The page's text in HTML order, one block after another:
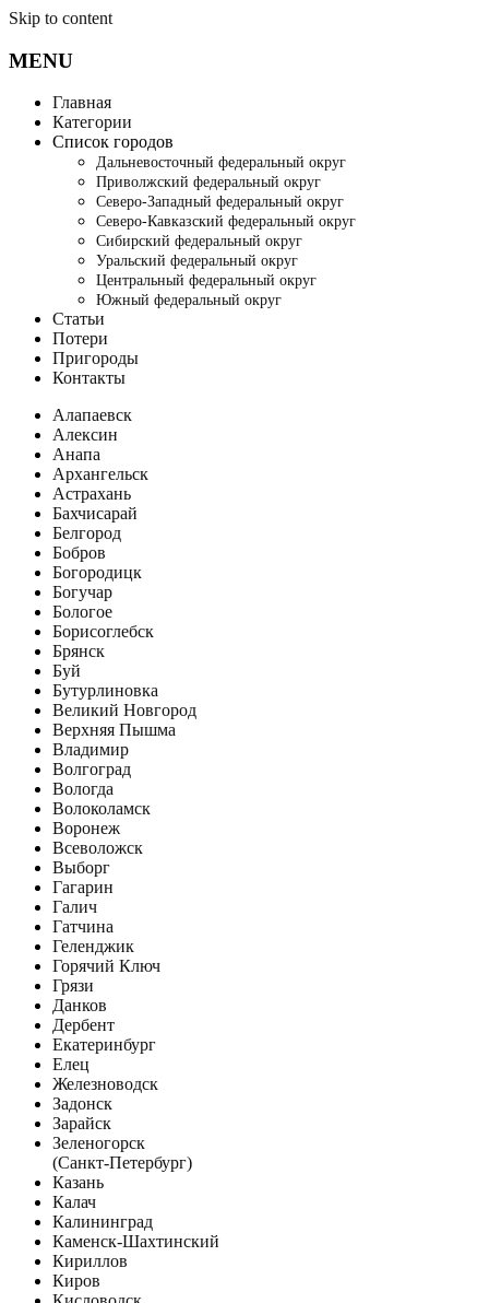
Skip to content
MENU
Главная
Категории
Список городов
Дальневосточный федеральный округ
Приволжский федеральный округ
Северо-Западный федеральный округ
Северо-Кавказский федеральный округ
Сибирский федеральный округ
Уральский федеральный округ
Центральный федеральный округ
Южный федеральный округ
Статьи
Потери
Пригороды
Контакты
Алапаевск
Алексин
Анапа
Архангельск
Астрахань
Бахчисарай
Белгород
Бобров
Богородицк
Богучар
Бологое
Борисоглебск
Брянск
Буй
Бутурлиновка
Великий Новгород
Верхняя Пышма
Владимир
Волгоград
Вологда
Волоколамск
Воронеж
Всеволожск
Выборг
Гагарин
Галич
Гатчина
Геленджик
Горячий Ключ
Грязи
Данков
Дербент
Екатеринбург
Елец
Железноводск
Задонск
Зарайск
Зеленогорск
(Санкт-Петербург)
Казань
Калач
Калининград
Каменск-Шахтинский
Кириллов
Киров